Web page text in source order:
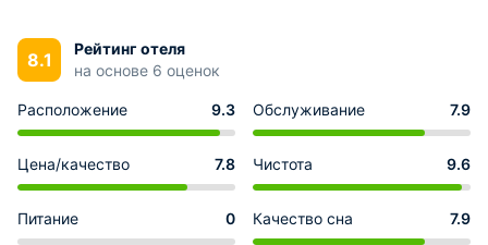
8.1
Рейтинг отеля
на основе 6 оценок
Расположение 9.3 Обслуживание 7.9
Цена/качество 7.8 Чистота 9.6
Питание 0 Качество сна 7.9